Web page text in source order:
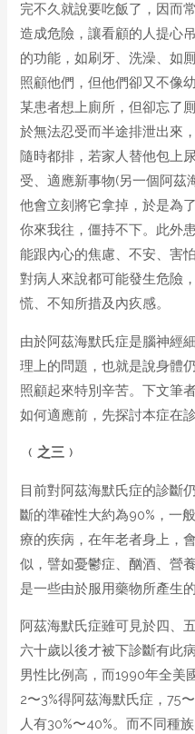
完不久就說要吃飯了，因而
造成危險，讓看顧的人提心
的功能，如刷牙、洗澡、如
照顧他們，但他們卻又不像
某患者想上廁所，但卻忘了
於無法忍受而半途排泄出來
隨時都排，若家人替他包上
受、適應新事物(另一個阿茲
他會立刻將它拿掉，於是為
你來我往，僵持不下。此外
能跟內心的焦慮、不安、害
對病人來說都可能發生危險
慌、不知所措及內疚感。
由於阿茲海默氏症是腦神經
理上的問題，也就是說身體
照顧起來特別辛苦。下文筆
如何適應前，先探討本症在
﹙ 之三 ﹚
目前對阿茲海默氏症的診斷
斷的準確性大約為90%，一
療的疾病，在年老者身上，
似，譬如憂鬱症、酗酒、營
是一些由於服用藥物所產生
阿茲海默氏症雖可見於四、
六十歲以後才被下診斷有此
男性比例高，而1990年全美
2〜3%得阿茲海默氏症，75
人有30%〜40%。而不同種